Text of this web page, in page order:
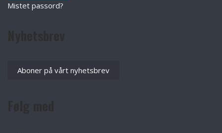
Mistet passord?
Aboner på vårt nyhetsbrev